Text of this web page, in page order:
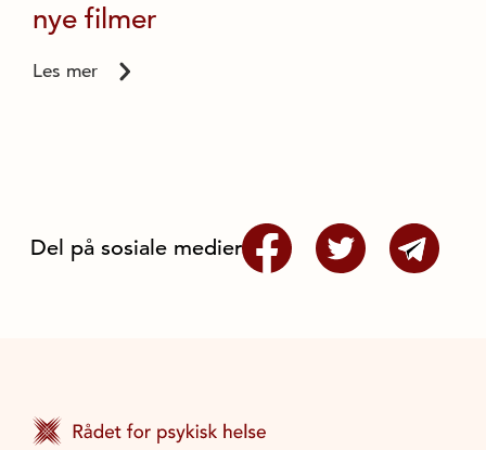
nye filmer
Les mer
Del på sosiale medier